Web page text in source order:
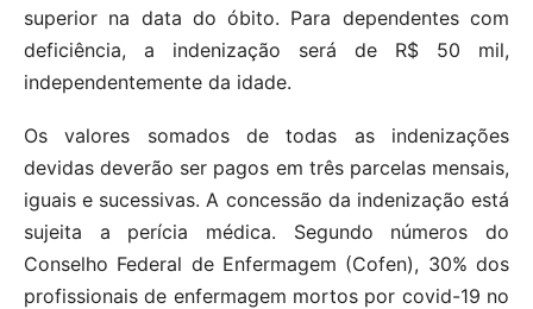
superior na data do óbito. Para dependentes com
deficiência, a indenização será de R$ 50 mil,
independentemente da idade.
Os valores somados de todas as indenizações
devidas deverão ser pagos em três parcelas mensais,
iguais e sucessivas. A concessão da indenização está
sujeita a perícia médica. Segundo números do
Conselho Federal de Enfermagem (Cofen), 30% dos
profissionais de enfermagem mortos por covid-19 no